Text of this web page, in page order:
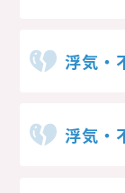
浮気・
浮気・